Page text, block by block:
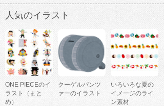
人気のイラスト
ONE PIECEのイ
ラスト（まと
め）
クーゲルパンツ
ァーのイラスト
いろいろな夏の
イメージのライ
ン素材